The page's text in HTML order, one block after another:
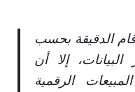
الدقيقة بحسب
إلا أن
الرقمية